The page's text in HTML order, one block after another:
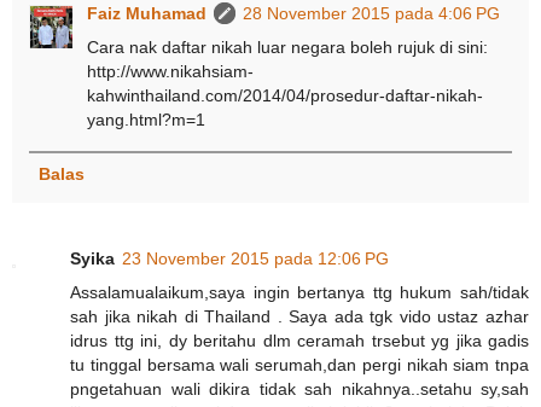
Faiz Muhamad
28 November 2015 pada 4:06 PG
Cara nak daftar nikah luar negara boleh rujuk di sini:
http://www.nikahsiam-
kahwinthailand.com/2014/04/prosedur-daftar-nikah-
yang.html?m=1
Balas
Syika 23 November 2015 pada 12:06 PG
Assalamualaikum,saya ingin bertanya ttg hukum sah/tidak
sah jika nikah di Thailand . Saya ada tgk vido ustaz azhar
idrus ttg ini, dy beritahu dlm ceramah trsebut yg jika gadis
tu tinggal bersama wali serumah,dan pergi nikah siam tnpa
pngetahuan wali dikira tidak sah nikahnya..setahu sy,sah